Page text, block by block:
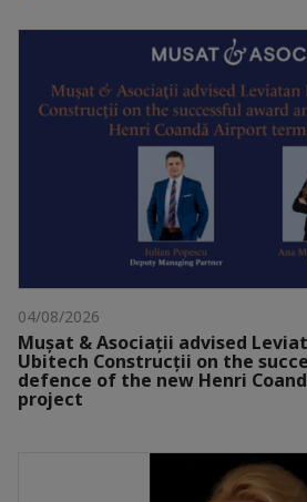
04/08/2026
Mușat & Asociații advised
Ubitech Construcții on the
defence of the new Henri
project